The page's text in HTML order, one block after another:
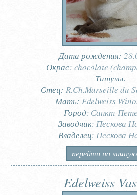
Дата рождения:
Окрас: chocolate
Титулы:
Отец: R.Ch.Marseille du
Мать: Edelweiss
Город: Санкт-
Заводчик: Пескова
Владелец: Пескова
перейти на
Edelweiss